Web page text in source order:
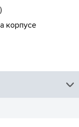
корпусе